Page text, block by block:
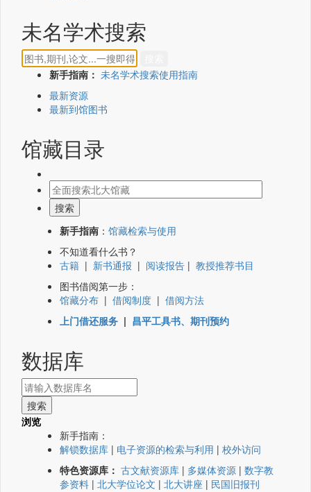
未名学术搜索
新手指南： 未名学术搜索使用指南
最新资源
最新到馆图书
馆藏目录
新手指南 ： 馆藏检索与使用
不知道看什么书？
古籍 | 新书通报 | 阅读报告 | 教授推荐书目
图书借阅第一步：
馆藏分布 | 借阅制度 | 借阅方法
上门借还服务 | 昌平工具书、期刊预约
数据库
浏览
新手指南：
解锁数据库 | 电子资源的检索与利用 | 校外访问
特色资源库： 古文献资源库 | 多媒体资源 | 数字教
参资料 | 北大学位论文 | 北大讲座 | 民国旧报刊